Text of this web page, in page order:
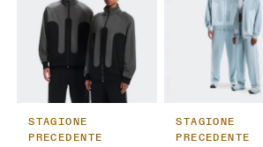
STAGIONE
PRECEDENTE
STAGIONE
PRECEDENTE